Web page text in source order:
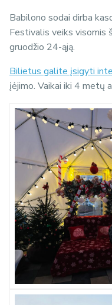
Babilono sodai dirba
Festivalis veiks visomis
gruodžio 24-ąją.
Bilietus galite įsigyti
įėjimo. Vaikai iki 4 metų